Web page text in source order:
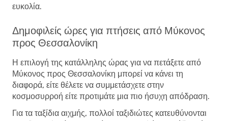
ευκολία.
Δημοφιλείς ώρες για πτήσεις από Μύκονος
προς Θεσσαλονίκη
Η επιλογή της κατάλληλης ώρας για να πετάξετε από
Μύκονος προς Θεσσαλονίκη μπορεί να κάνει τη
διαφορά, είτε θέλετε να συμμετάσχετε στην
κοσμοσυρροή είτε προτιμάτε μια πιο ήσυχη απόδραση.
Για τα ταξίδια αιχμής, πολλοί ταξιδιώτες κατευθύνονται